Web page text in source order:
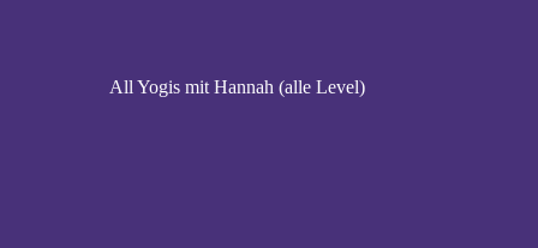
All Yogis mit Hannah (alle Level)